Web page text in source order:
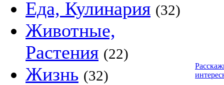
Еда, Кулинария (32)
Животные,
Растения (22)
Жизнь (32)